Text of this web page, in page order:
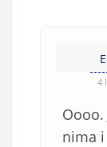
4
nima